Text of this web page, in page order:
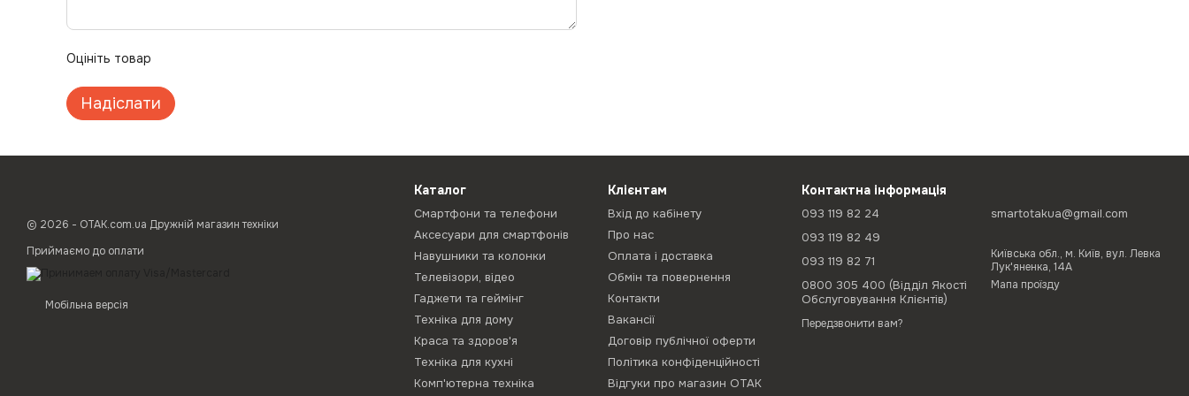
Оцініть товар
Надіслати
© 2026 - ОТАК.com.ua Дружній магазин техніки
Приймаємо до оплати
Мобільна версія
Каталог
Смартфони та телефони
Аксесуари для смартфонів
Навушники та колонки
Телевізори, відео
Гаджети та геймінг
Техніка для дому
Краса та здоров'я
Техніка для кухні
Комп'ютерна техніка
Клієнтам
Вхід до кабінету
Про нас
Оплата і доставка
Обмін та повернення
Контакти
Вакансії
Договір публічної оферти
Політика конфіденційності
Відгуки про магазин ОТАК
Контактна інформація
093 119 82 24
093 119 82 49
093 119 82 71
0800 305 400 (Відділ Якості
Обслуговування Клієнтів)
Передзвонити вам?
smartotakua@gmail.com
Київська обл., м. Київ, вул. Левка
Лук'яненка, 14А
Мапа проїзду